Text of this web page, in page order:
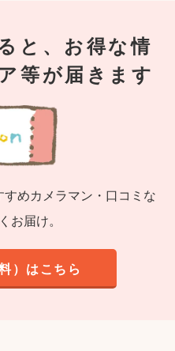
と、お得な情
等が届きます
めカメラマン・口コミな
お届け。
）はこちら